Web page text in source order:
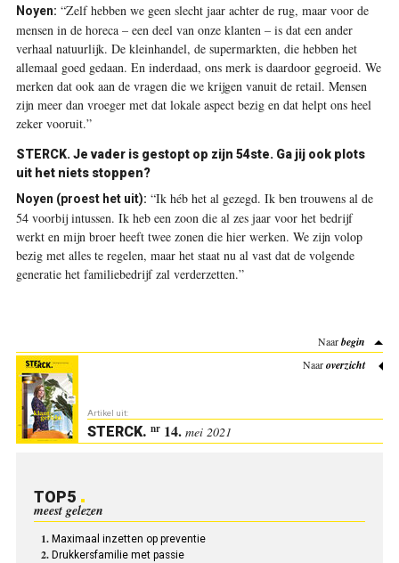
Noyen: “Zelf hebben we geen slecht jaar achter de rug, maar voor de
mensen in de horeca – een deel van onze klanten – is dat een ander
verhaal natuurlijk. De kleinhandel, de supermarkten, die hebben het
allemaal goed gedaan. En inderdaad, ons merk is daardoor gegroeid. We
merken dat ook aan de vragen die we krijgen vanuit de retail. Mensen
zijn meer dan vroeger met dat lokale aspect bezig en dat helpt ons heel
zeker vooruit.”
STERCK. Je vader is gestopt op zijn 54ste. Ga jij ook plots
uit het niets stoppen?
Noyen (proest het uit): “Ik héb het al gezegd. Ik ben trouwens al de
54 voorbij intussen. Ik heb een zoon die al zes jaar voor het bedrijf
werkt en mijn broer heeft twee zonen die hier werken. We zijn volop
bezig met alles te regelen, maar het staat nu al vast dat de volgende
generatie het familiebedrijf zal verderzetten.”
Naarbegin
Naaroverzicht
Artikel uit:
STERCK. nr14. mei 2021
TOP5
meest gelezen
Maximaal inzetten op preventie
Drukkersfamilie met passie